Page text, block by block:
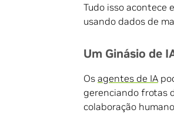
Tudo isso acontece
usando dados de
Um Ginásio de
Os agentes de IA
gerenciando frotas
colaboração